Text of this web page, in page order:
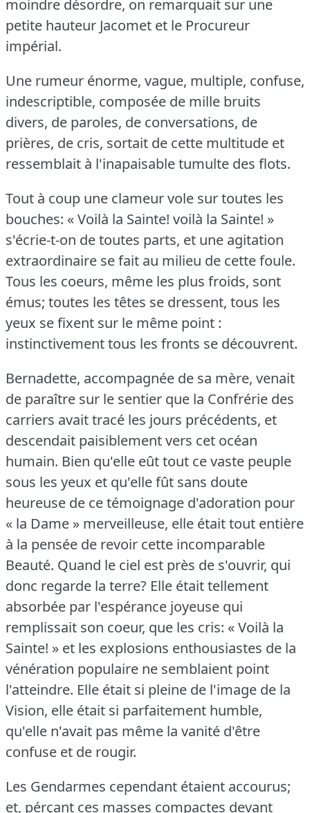
moindre désordre, on remarquait sur une
petite hauteur Jacomet et le Procureur
impérial.
Une rumeur énorme, vague, multiple, confuse,
indescriptible, composée de mille bruits
divers, de paroles, de conversations, de
prières, de cris, sortait de cette multitude et
ressemblait à l'inapaisable tumulte des flots.
Tout à coup une clameur vole sur toutes les
bouches: « Voilà la Sainte! voilà la Sainte! »
s'écrie-t-on de toutes parts, et une agitation
extraordinaire se fait au milieu de cette foule.
Tous les coeurs, même les plus froids, sont
émus; toutes les têtes se dressent, tous les
yeux se fixent sur le même point :
instinctivement tous les fronts se découvrent.
Bernadette, accompagnée de sa mère, venait
de paraître sur le sentier que la Confrérie des
carriers avait tracé les jours précédents, et
descendait paisiblement vers cet océan
humain. Bien qu'elle eût tout ce vaste peuple
sous les yeux et qu'elle fût sans doute
heureuse de ce témoignage d'adoration pour
« la Dame » merveilleuse, elle était tout entière
à la pensée de revoir cette incomparable
Beauté. Quand le ciel est près de s'ouvrir, qui
donc regarde la terre? Elle était tellement
absorbée par l'espérance joyeuse qui
remplissait son coeur, que les cris: « Voilà la
Sainte! » et les explosions enthousiastes de la
vénération populaire ne semblaient point
l'atteindre. Elle était si pleine de l'image de la
Vision, elle était si parfaitement humble,
qu'elle n'avait pas même la vanité d'être
confuse et de rougir.
Les Gendarmes cependant étaient accourus;
et, pérçant ces masses compactes devant